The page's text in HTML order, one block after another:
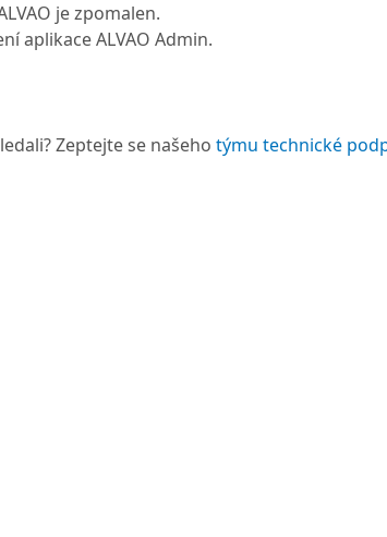
je zpomalen.
aplikace ALVAO Admin.
Zeptejte se našeho týmu technické